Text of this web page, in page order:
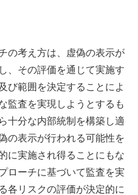
の考え方は、虚偽の表示が
、その評価を通じて実施す
び範囲を決定することによ
監査を実現しようとするも
十分な内部統制を構築し適
の表示が行われる可能性を
に実施され得ることにもな
ローチに基づいて監査を実
各リスクの評価が決定的に